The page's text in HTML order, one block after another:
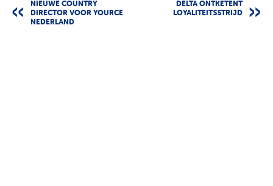
NIEUWE COUNTRY
DIRECTOR VOOR YOURCE
NEDERLAND
DELTA ONTKETENT
LOYALITEITSSTRIJD